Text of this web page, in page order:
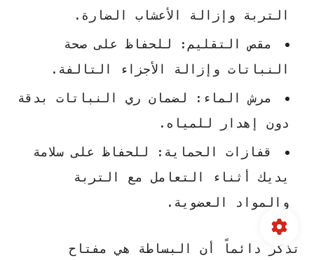
التربة وإزالة الأعشاب الضارة.
مقص التقليم:
للحفاظ على صحة
النباتات وإزالة الأجزاء التالفة.
مرش الماء:
لضمان ري النباتات بدقة
دون إهدار للمياه.
قفازات الحماية:
للحفاظ على سلامة
يديك أثناء التعامل مع التربة
والمواد العضوية.
تذكر دائماً أن البساطة هي مفتاح